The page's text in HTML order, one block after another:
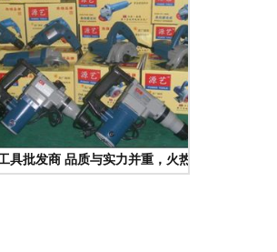
具批发商 品质与实力并重，火热招商共赢未来